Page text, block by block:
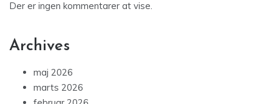
Der er ingen kommentarer at vise.
Archives
maj 2026
marts 2026